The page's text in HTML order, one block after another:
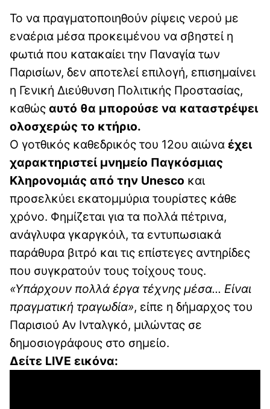
Το να πραγματοποιηθούν ρίψεις νερού με
εναέρια μέσα προκειμένου να σβηστεί η
φωτιά που κατακαίει την Παναγία των
Παρισίων, δεν αποτελεί επιλογή, επισημαίνει
η Γενική Διεύθυνση Πολιτικής Προστασίας,
καθώς αυτό θα μπορούσε να καταστρέψει
ολοσχερώς το κτήριο.
Ο γοτθικός καθεδρικός του 12ου αιώνα έχει
χαρακτηριστεί μνημείο Παγκόσμιας
Κληρονομιάς από την Unesco και
προσελκύει εκατομμύρια τουρίστες κάθε
χρόνο. Φημίζεται για τα πολλά πέτρινα,
ανάγλυφα γκαργκόιλ, τα εντυπωσιακά
παράθυρα βιτρό και τις επίστεγες αντηρίδες
που συγκρατούν τους τοίχους τους.
«Υπάρχουν πολλά έργα τέχνης μέσα... Είναι
πραγματική τραγωδία», είπε η δήμαρχος του
Παρισιού Αν Ινταλγκό, μιλώντας σε
δημοσιογράφους στο σημείο.
Δείτε LIVE εικόνα: